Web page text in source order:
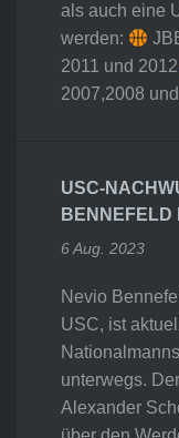
als auch eine
werden:
2011 und 2012
2007,2008
USC-
BENNEFELD
6 Aug. 2023
Nevio
USC, ist
unterwegs.
Alexander